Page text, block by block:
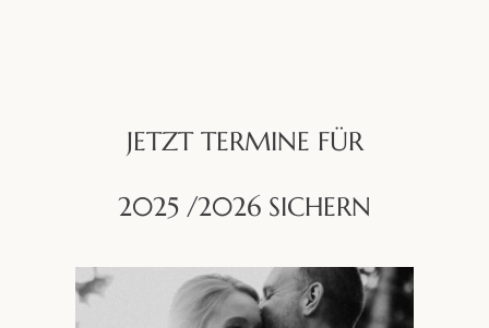
JETZT TERMINE FÜR
2025 /2026 SICHERN